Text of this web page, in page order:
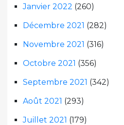
Janvier 2022 (260)
Décembre 2021 (282)
Novembre 2021 (316)
Octobre 2021 (356)
Septembre 2021 (342)
Août 2021 (293)
Juillet 2021 (179)